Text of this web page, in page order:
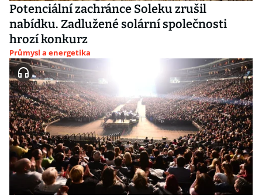
Potenciální zachránce Soleku zrušil
nabídku. Zadlužené solární společnosti
hrozí konkurz
Průmysl a energetika